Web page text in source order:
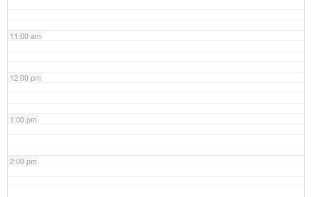
11:00 am
12:00 pm
1:00 pm
2:00 pm